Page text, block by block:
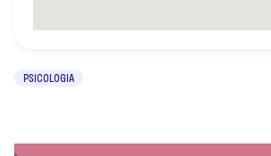
PSICOLOGIA